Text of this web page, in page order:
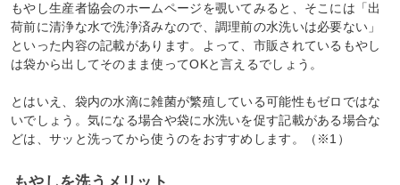
もやし生産者協会のホームページを覗いてみると、そこには「出
荷前に清浄な水で洗浄済みなので、調理前の水洗いは必要ない」
といった内容の記載があります。よって、市販されているもやし
は袋から出してそのまま使ってOKと言えるでしょう。
とはいえ、袋内の水滴に雑菌が繁殖している可能性もゼロではな
いでしょう。気になる場合や袋に水洗いを促す記載がある場合な
どは、サッと洗ってから使うのをおすすめします。（※1）